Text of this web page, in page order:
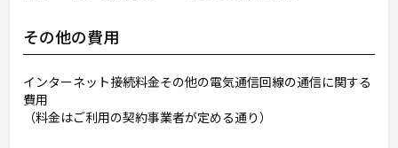
その他の費用
インターネット接続料金その他の電気通信回線の通信に関する
費用
（料金はご利用の契約事業者が定める通り）